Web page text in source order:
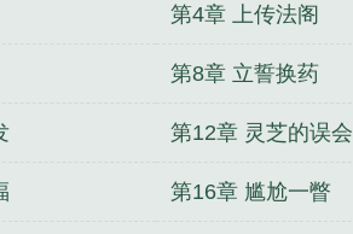
第4章 上传法阁
第8章 立誓换药
第12章 灵芝的误会
第16章 尴尬一瞥